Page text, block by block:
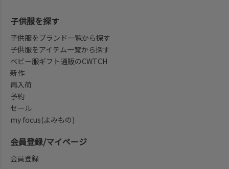
子供服を探す
子供服をブランド一覧から探す
子供服をアイテム一覧から探す
ベビー服ギフト通販のCWTCH
新作
再入荷
予約
セール
my focus(よみもの)
会員登録/マイページ
会員登録